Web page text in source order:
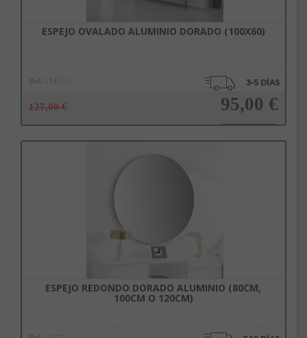
ESPEJO OVALADO ALUMINIO DORADO (100X60)
Ref. 11475-1
127,00 € 95,00 €
Añadir a la cesta
ESPEJO REDONDO DORADO ALUMINIO (80CM,
100CM O 120CM)